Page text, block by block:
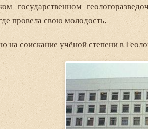
государственном
провела свою молодость.
на соискание учёной степени в